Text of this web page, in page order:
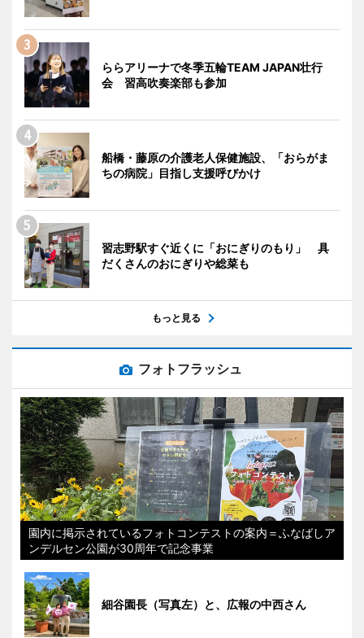
ららアリーナで冬季五輪TEAM JAPAN壮行
会 習高吹奏楽部も参加
船橋・藤原の介護老人保健施設、「おらがま
ちの病院」目指し支援呼びかけ
習志野駅すぐ近くに「おにぎりのもり」 具
だくさんのおにぎりや総菜も
もっと見る
フォトフラッシュ
園内に掲示されているフォトコンテストの案内＝ふなばしア
ンデルセン公園が30周年で記念事業
細谷園長（写真左）と、広報の中西さん